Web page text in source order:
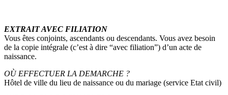
EXTRAIT AVEC FILIATION
Vous êtes conjoints, ascendants ou descendants. Vous avez besoin
de la copie intégrale (c’est à dire “avec filiation”) d’un acte de
naissance.
OÙ EFFECTUER LA DEMARCHE ?
Hôtel de ville du lieu de naissance ou du mariage (service Etat civil)